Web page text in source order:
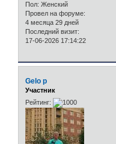
Пол: Женский
Провел на форуме:
4 месяца 29 дней
Последний визит:
17-06-2026 17:14:22
Gelo p
Участник
Рейтинг: